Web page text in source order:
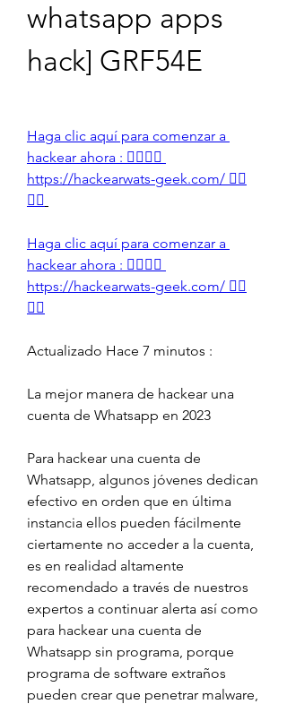
whatsapp apps
hack] GRF54E
Haga clic aquí para comenzar a
hackear ahora : 👉🏻👉🏻
https://hackearwats-geek.com/ 👈🏻
👈🏻
Haga clic aquí para comenzar a
hackear ahora : 👉🏻👉🏻
https://hackearwats-geek.com/ 👈🏻
👈🏻
Actualizado Hace 7 minutos :
La mejor manera de hackear una
cuenta de Whatsapp en 2023
Para hackear una cuenta de
Whatsapp, algunos jóvenes dedican
efectivo en orden que en última
instancia ellos pueden fácilmente
ciertamente no acceder a la cuenta,
es en realidad altamente
recomendado a través de nuestros
expertos a continuar alerta así como
para hackear una cuenta de
Whatsapp sin programa, porque
programa de software extraños
pueden crear que penetrar malware,